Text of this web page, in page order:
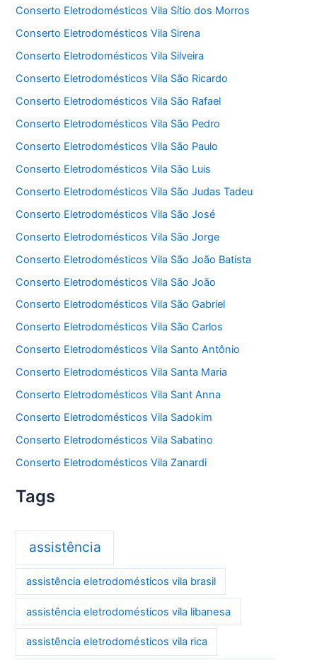
Conserto Eletrodomésticos Vila Sítio dos Morros
Conserto Eletrodomésticos Vila Sirena
Conserto Eletrodomésticos Vila Silveira
Conserto Eletrodomésticos Vila São Ricardo
Conserto Eletrodomésticos Vila São Rafael
Conserto Eletrodomésticos Vila São Pedro
Conserto Eletrodomésticos Vila São Paulo
Conserto Eletrodomésticos Vila São Luis
Conserto Eletrodomésticos Vila São Judas Tadeu
Conserto Eletrodomésticos Vila São José
Conserto Eletrodomésticos Vila São Jorge
Conserto Eletrodomésticos Vila São João Batista
Conserto Eletrodomésticos Vila São João
Conserto Eletrodomésticos Vila São Gabriel
Conserto Eletrodomésticos Vila São Carlos
Conserto Eletrodomésticos Vila Santo Antônio
Conserto Eletrodomésticos Vila Santa Maria
Conserto Eletrodomésticos Vila Sant Anna
Conserto Eletrodomésticos Vila Sadokim
Conserto Eletrodomésticos Vila Sabatino
Conserto Eletrodomésticos Vila Zanardi
Tags
assistência
assistência eletrodomésticos vila brasil
assistência eletrodomésticos vila libanesa
assistência eletrodomésticos vila rica